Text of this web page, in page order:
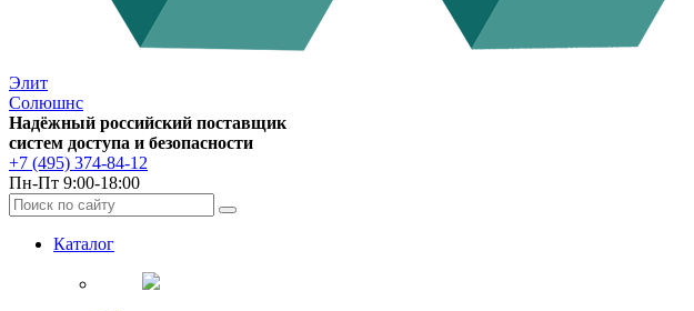
Элит
Солюшнс
Надёжный российский поставщик
систем доступа и безопасности
+7 (495) 374-84-12
Пн-Пт 9:00-18:00
Каталог